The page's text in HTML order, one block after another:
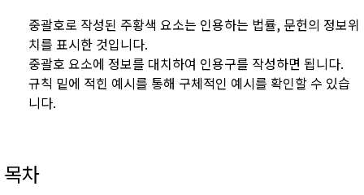
중괄호로 작성된 주황색 요소는 인용하는 법률, 문헌의 정보위
치를 표시한 것입니다.
중괄호 요소에 정보를 대치하여 인용구를 작성하면 됩니다.
규칙 밑에 적힌 예시를 통해 구체적인 예시를 확인할 수 있습
니다.
목차